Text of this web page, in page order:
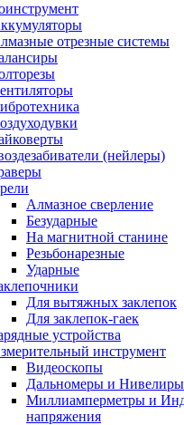
отрезные системы
(нейлеры)
Алмазное сверление
Безударные
На магнитной станине
Резьбонарезные
Ударные
Для вытяжных заклепок
Для заклепок-гаек
устройства
инструмент
Видеоскопы
Дальномеры и Нивелиры
Миллиамперметры и
напряжения